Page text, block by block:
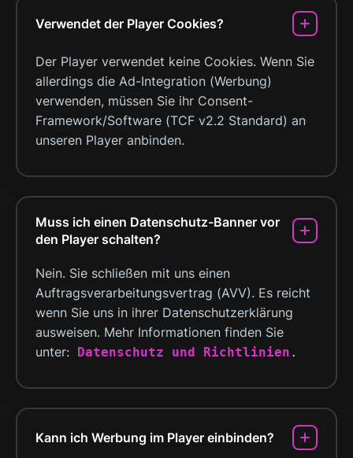
Verwendet der Player Cookies?
Der Player verwendet keine Cookies. Wenn Sie
allerdings die Ad-Integration (Werbung)
verwenden, müssen Sie ihr Consent-
Framework/Software (TCF v2.2 Standard) an
unseren Player anbinden.
Muss ich einen Datenschutz-Banner vor
den Player schalten?
Nein. Sie schließen mit uns einen
Auftragsverarbeitungsvertrag (AVV). Es reicht
wenn Sie uns in ihrer Datenschutzerklärung
ausweisen. Mehr Informationen finden Sie
unter:
Datenschutz und Richtlinien .
Kann ich Werbung im Player einbinden?